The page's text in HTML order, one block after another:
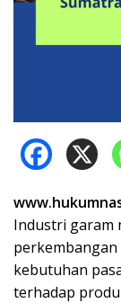
Industri garam
kebutuhan
terhadap